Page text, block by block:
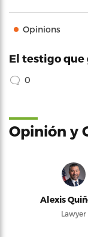
Opinions
El testigo que
0
Opinión y
Alexis
Lawyer